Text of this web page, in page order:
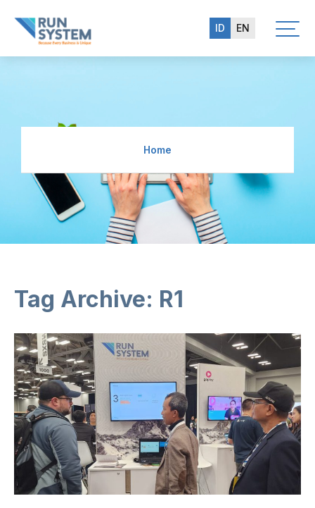
ID EN
Home
Tag Archive: R1